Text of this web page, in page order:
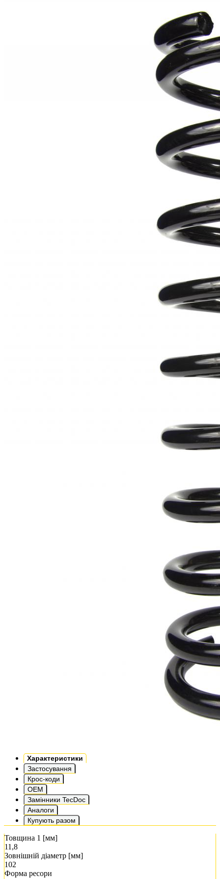
Характеристики
Застосування
Крос-коди
OEM
Замінники TecDoc
Аналоги
Купують разом
Товщина 1 [мм]
11,8
Зовнішній діаметр [мм]
102
Форма ресори